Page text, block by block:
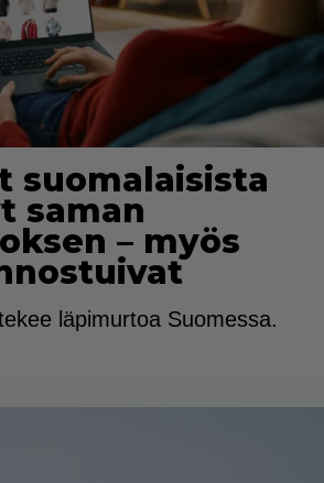
suomalaisista
saman
– myös
läpimurtoa Suomessa.